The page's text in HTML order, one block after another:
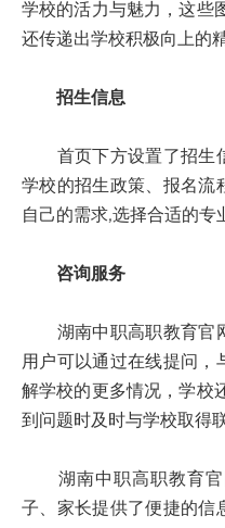
学校的活力与魅力，这些
还传递出学校积极向上的
招生信息
首页下方设置了招生
学校的招生政策、报名流
自己的需求,选择合适的专
咨询服务
湖南中职高职教育官网
用户可以通过在线提问，
解学校的更多情况，学校
到问题时及时与学校取得
湖南中职高职教育官
子、家长提供了便捷的信